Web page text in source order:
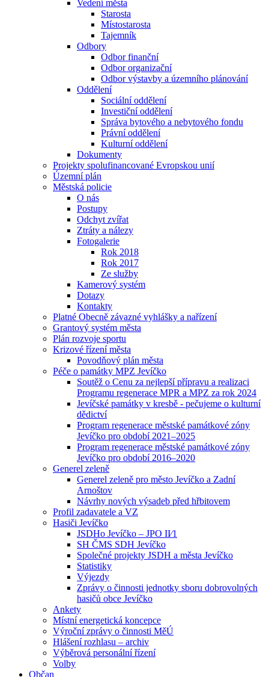
Vedení města
Starosta
Místostarosta
Tajemník
Odbory
Odbor finanční
Odbor organizační
Odbor výstavby a územního plánování
Oddělení
Sociální oddělení
Investiční oddělení
Správa bytového a nebytového fondu
Právní oddělení
Kulturní oddělení
Dokumenty
Projekty spolufinancované Evropskou unií
Územní plán
Městská policie
O nás
Postupy
Odchyt zvířat
Ztráty a nálezy
Fotogalerie
Rok 2018
Rok 2017
Ze služby
Kamerový systém
Dotazy
Kontakty
Platné Obecně závazné vyhlášky a nařízení
Grantový systém města
Plán rozvoje sportu
Krizové řízení města
Povodňový plán města
Péče o památky MPZ Jevíčko
Soutěž o Cenu za nejlepší přípravu a realizaci
Programu regenerace MPR a MPZ za rok 2024
Jevíčské památky v kresbě - pečujeme o kulturní
dědictví
Program regenerace městské památkové zóny
Jevíčko pro období 2021–2025
Program regenerace městské památkové zóny
Jevíčko pro období 2016–2020
Generel zeleně
Generel zeleně pro město Jevíčko a Zadní
Arnoštov
Návrhy nových výsadeb před hřbitovem
Profil zadavatele a VZ
Hasiči Jevíčko
JSDHo Jevíčko – JPO II⁄1
SH ČMS SDH Jevíčko
Společné projekty JSDH a města Jevíčko
Statistiky
Výjezdy
Zprávy o činnosti jednotky sboru dobrovolných
hasičů obce Jevíčko
Ankety
Místní energetická koncepce
Výroční zprávy o činnosti MěÚ
Hlášení rozhlasu – archiv
Výběrová personální řízení
Volby
Občan